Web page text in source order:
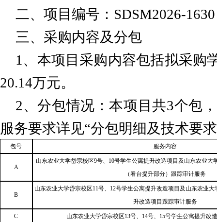
二、项目编号： SDSM2026-1630
三、采购内容及分包
1、本项目采购内容包括拟采购
20.14万元。
2、分包情况：本项目共3个包
服务要求详见“分包明细及技术要
包号 服务内容
A
山东农业大学岱宗校区9号、10号学生公寓提升改造项目及山东农业大
（看台提升部分） 跟踪审计服务
B
山东农业大学岱宗校区11号、12号学生公寓提升改造项目及山东农业
升改造项目 跟踪审计服务
C 山东农业大学岱宗校区13号、14号、15号学生公寓提升改